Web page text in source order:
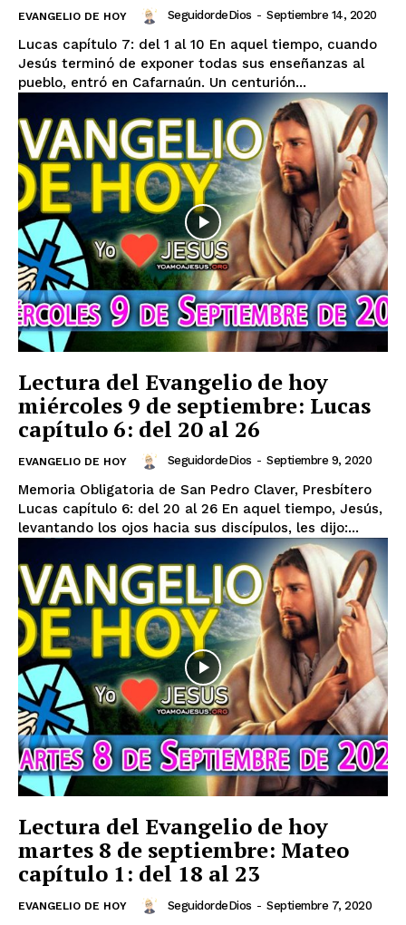
EVANGELIO DE HOY SeguidordeDios - Septiembre 14, 2020
Lucas capítulo 7: del 1 al 10 En aquel tiempo, cuando
Jesús terminó de exponer todas sus enseñanzas al
pueblo, entró en Cafarnaún. Un centurión...
Lectura del Evangelio de hoy
miércoles 9 de septiembre: Lucas
capítulo 6: del 20 al 26
EVANGELIO DE HOY SeguidordeDios - Septiembre 9, 2020
Memoria Obligatoria de San Pedro Claver, Presbítero
Lucas capítulo 6: del 20 al 26 En aquel tiempo, Jesús,
levantando los ojos hacia sus discípulos, les dijo:...
Lectura del Evangelio de hoy
martes 8 de septiembre: Mateo
capítulo 1: del 18 al 23
EVANGELIO DE HOY SeguidordeDios - Septiembre 7, 2020